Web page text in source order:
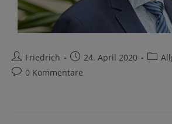
Friedrich 24. April 2020
0 Kommentare